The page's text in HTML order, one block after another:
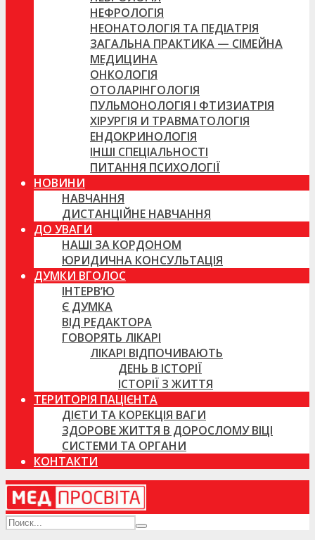
НЕФРОЛОГІЯ
НЕОНАТОЛОГІЯ ТА ПЕДІАТРІЯ
ЗАГАЛЬНА ПРАКТИКА — СІМЕЙНА
МЕДИЦИНА
ОНКОЛОГІЯ
ОТОЛАРІНГОЛОГІЯ
ПУЛЬМОНОЛОГІЯ І ФТИЗИАТРІЯ
ХІРУРГІЯ И ТРАВМАТОЛОГІЯ
ЕНДОКРИНОЛОГІЯ
ІНШІ СПЕЦІАЛЬНОСТІ
ПИТАННЯ ПСИХОЛОГІЇ
НОВИНИ
НАВЧАННЯ
ДИСТАНЦІЙНЕ НАВЧАННЯ
ДО УВАГИ
НАШІ ЗА КОРДОНОМ
ЮРИДИЧНА КОНСУЛЬТАЦІЯ
ДУМКИ ВГОЛОС
ІНТЕРВ’Ю
Є ДУМКА
ВІД РЕДАКТОРА
ГОВОРЯТЬ ЛІКАРІ
ЛІКАРІ ВІДПОЧИВАЮТЬ
ДЕНЬ В ІСТОРІЇ
ІСТОРІЇ З ЖИТТЯ
ТЕРИТОРІЯ ПАЦІЄНТА
ДІЄТИ ТА КОРЕКЦІЯ ВАГИ
ЗДОРОВЕ ЖИТТЯ В ДОРОСЛОМУ ВІЦІ
СИСТЕМИ ТА ОРГАНИ
КОНТАКТИ